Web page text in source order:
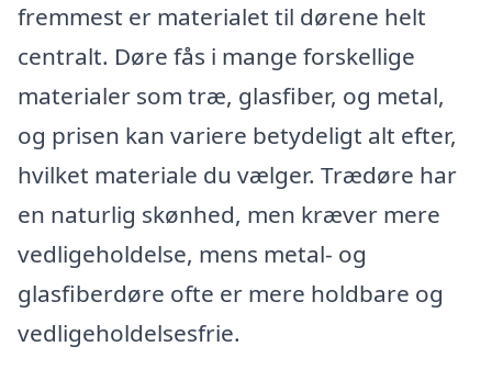
fremmest er materialet til dørene helt
centralt. Døre fås i mange forskellige
materialer som træ, glasfiber, og metal,
og prisen kan variere betydeligt alt efter,
hvilket materiale du vælger. Trædøre har
en naturlig skønhed, men kræver mere
vedligeholdelse, mens metal- og
glasfiberdøre ofte er mere holdbare og
vedligeholdelsesfrie.